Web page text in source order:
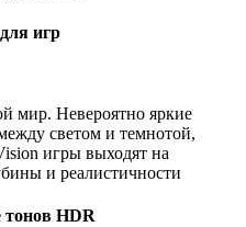
игр
мир. Невероятно яркие
светом и темнотой,
игры выходят на
и реалистичности
тонов HDR